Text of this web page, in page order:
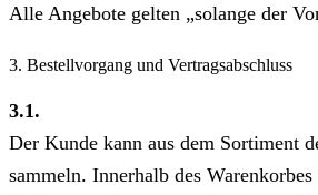
Alle Angebote gelten „solange der
3. Bestellvorgang und Vertragsabschluss
3.1.
Der Kunde kann aus dem Sortiment
sammeln. Innerhalb des